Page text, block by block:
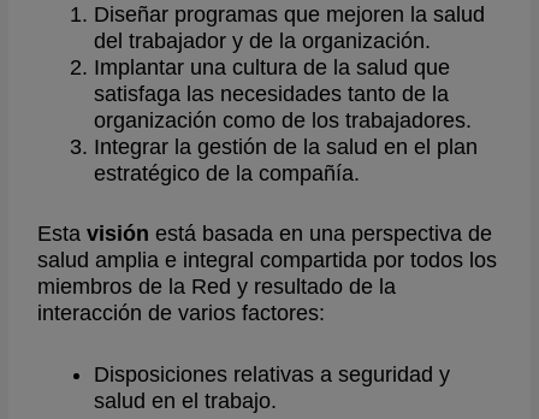
Diseñar programas que mejoren la salud
del trabajador y de la organización.
Implantar una cultura de la salud que
satisfaga las necesidades tanto de la
organización como de los trabajadores.
Integrar la gestión de la salud en el plan
estratégico de la compañía.
Estavisión está basada en una perspectiva de
salud amplia e integral compartida por todos los
miembros de la Red y resultado de la
interacción de varios factores:
Disposiciones relativas a seguridad y
salud en el trabajo.